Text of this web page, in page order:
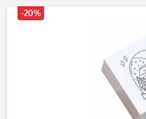
-20%